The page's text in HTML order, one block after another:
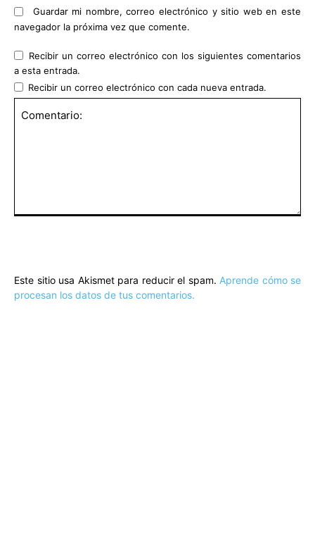
Guardar mi nombre, correo electrónico y sitio web en este
navegador la próxima vez que comente.
Recibir un correo electrónico con los siguientes comentarios
a esta entrada.
Recibir un correo electrónico con cada nueva entrada.
Este sitio usa Akismet para reducir el spam. Aprende cómo se
procesan los datos de tus comentarios.